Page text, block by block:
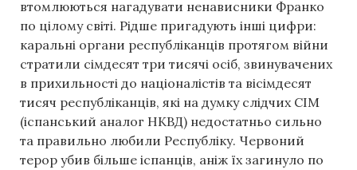
втомлюються нагадувати ненависники Франко
по цілому світі. Рідше пригадують інші цифри:
каральні органи республіканців протягом війни
стратили сімдесят три тисячі осіб, звинувачених
в прихильності до націоналістів та вісімдесят
тисяч республіканців, які на думку слідчих СІМ
(іспанський аналог НКВД) недостатньо сильно
та правильно любили Республіку. Червоний
терор убив більше іспанців, аніж їх загинуло по